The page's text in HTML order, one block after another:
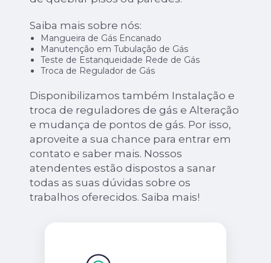
Saiba mais sobre nós:
Mangueira de Gás Encanado
Manutenção em Tubulação de Gás
Teste de Estanqueidade Rede de Gás
Troca de Regulador de Gás
Disponibilizamos também Instalação e
troca de reguladores de gás e Alteração
e mudança de pontos de gás. Por isso,
aproveite a sua chance para entrar em
contato e saber mais. Nossos
atendentes estão dispostos a sanar
todas as suas dúvidas sobre os
trabalhos oferecidos. Saiba mais!